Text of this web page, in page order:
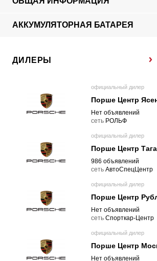
АККУМУЛЯТОРНАЯ БАТАРЕЯ
ДИЛЕРЫ
официальный дилер
Порше Центр
Нет объявлений
cеть РОЛЬФ
официальный дилер
Порше Центр
986 объявлений
cеть АвтоСпецЦентр
официальный дилер
Порше Центр
Нет объявлений
cеть Спорткар-Центр
официальный дилер
Порше Центр
Нет объявлений